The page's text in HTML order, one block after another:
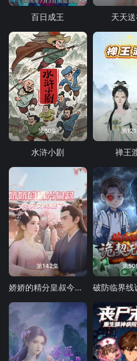
百日成王 天天送
第60集
水浒小剧
第
禅王
第142集
娇娇的精分皇叔今天又吃醋了
第50